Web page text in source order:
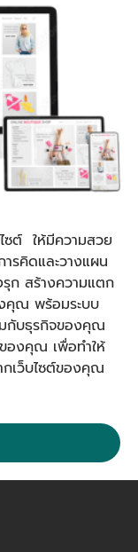
ต์ ให้มีความสวย
รคิดและวางแผน
ก สร้างความแตก
งคุณ พร้อมระบบ
กับธุรกิจของคุณ
องคุณ เพื่อทำให้
กเว็บไซต์ของคุณ